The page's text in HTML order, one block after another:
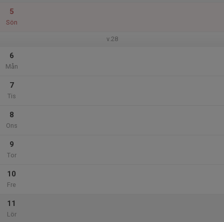
5
Sön
v.28
6
Mån
7
Tis
8
Ons
9
Tor
10
Fre
11
Lör